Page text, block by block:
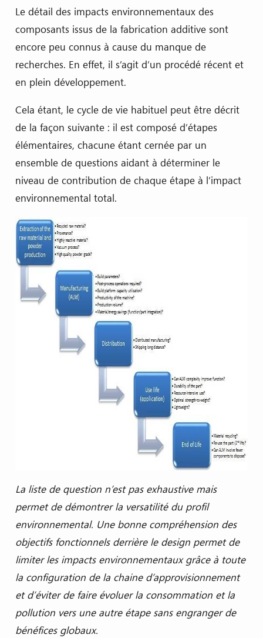
Le détail des impacts environnementaux des
composants issus de la fabrication additive sont
encore peu connus à cause du manque de
recherches. En effet, il s’agit d’un procédé récent et
en plein développement.
Cela étant, le cycle de vie habituel peut être décrit
de la façon suivante : il est composé d’étapes
élémentaires, chacune étant cernée par un
ensemble de questions aidant à déterminer le
niveau de contribution de chaque étape à l’impact
environnemental total.
La liste de question n’est pas exhaustive mais
permet de démontrer la versatilité du profil
environnemental. Une bonne compréhension des
objectifs fonctionnels derrière le design permet de
limiter les impacts environnementaux grâce à toute
la configuration de la chaine d’approvisionnement
et d’éviter de faire évoluer la consommation et la
pollution vers une autre étape sans engranger de
bénéfices globaux.